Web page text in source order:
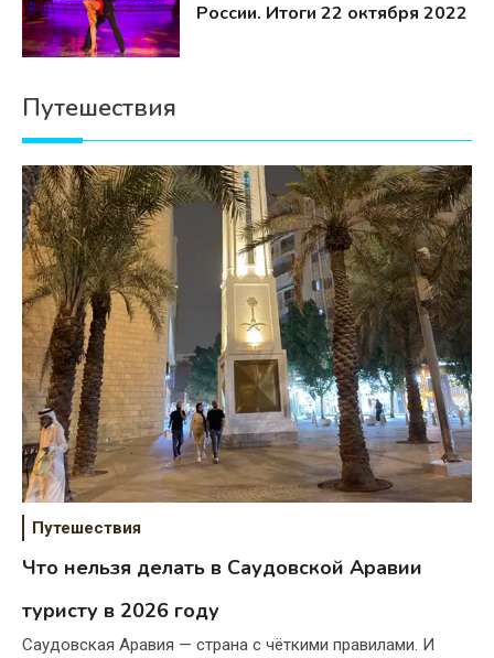
России. Итоги 22 октября 2022
Путешествия
Путешествия
Что нельзя делать в Саудовской Аравии
туристу в 2026 году
Саудовская Аравия — страна с чёткими правилами. И